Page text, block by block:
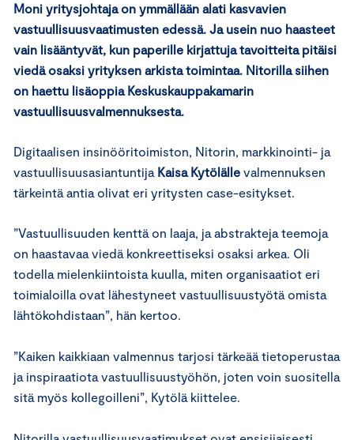
Moni yritysjohtaja on ymmällään alati kasvavien
vastuullisuusvaatimusten edessä. Ja usein nuo haasteet
vain lisääntyvät, kun paperille kirjattuja tavoitteita pitäisi
viedä osaksi yrityksen arkista toimintaa. Nitorilla siihen
on haettu lisäoppia Keskuskauppakamarin
vastuullisuusvalmennuksesta.
Digitaalisen insinööritoimiston, Nitorin, markkinointi- ja
vastuullisuusasiantuntija Kaisa Kytölälle valmennuksen
tärkeintä antia olivat eri yritysten case-esitykset.
”Vastuullisuuden kenttä on laaja, ja abstrakteja teemoja
on haastavaa viedä konkreettiseksi osaksi arkea. Oli
todella mielenkiintoista kuulla, miten organisaatiot eri
toimialoilla ovat lähestyneet vastuullisuustyötä omista
lähtökohdistaan”, hän kertoo.
”Kaiken kaikkiaan valmennus tarjosi tärkeää tietoperustaa
ja inspiraatiota vastuullisuustyöhön, joten voin suositella
sitä myös kollegoilleni”, Kytölä kiittelee.